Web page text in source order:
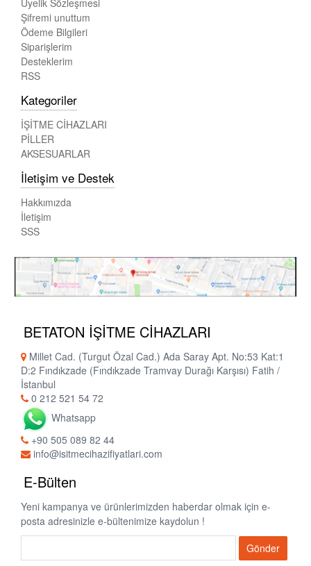
Üyelik Sözleşmesi
Şifremi unuttum
Ödeme Bilgileri
Siparişlerim
Desteklerim
RSS
Kategoriler
İŞİTME CİHAZLARI
PİLLER
AKSESUARLAR
İletişim ve Destek
Hakkımızda
İletişim
SSS
BETATON İŞİTME CİHAZLARI
Millet Cad. (Turgut Özal Cad.) Ada Saray Apt. No:53 Kat:1
D:2 Fındıkzade (Fındıkzade Tramvay Durağı Karşısı) Fatih /
İstanbul
0 212 521 54 72
Whatsapp
+90 505 089 82 44
info@isitmecihazifiyatlari.com
E-Bülten
Yeni kampanya ve ürünlerimizden haberdar olmak için e-
posta adresinizle e-bültenimize kaydolun !
Gönder